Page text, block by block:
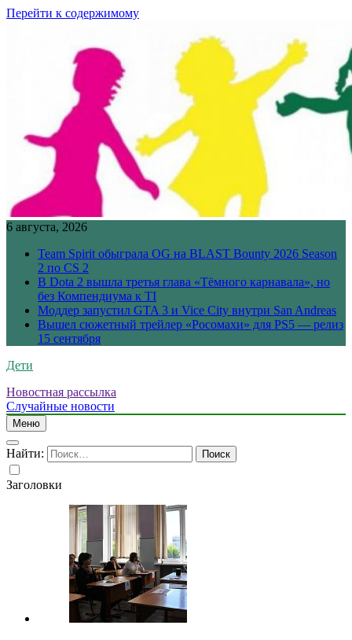
Перейти к содержимому
6 августа, 2026
Team Spirit обыграла OG на BLAST Bounty 2026 Season
2 по CS 2
В Dota 2 вышла третья глава «Тёмного карнавала», но
без Компендиума к TI
Моддер запустил GTA 3 и Vice City внутри San Andreas
Вышел сюжетный трейлер «Росомахи» для PS5 — релиз
15 сентября
Дети
Новостная рассылка
Случайные новости
Меню
Найти:
Заголовки